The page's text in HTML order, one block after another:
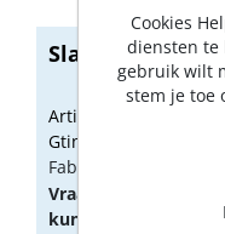
Slang voor
Artikelnummer:
Gtin: 8718026790301
Fabrikant artikel
Vraag een
kunnen zien.
Cookies
diensten te
gebruik wilt
stem je toe